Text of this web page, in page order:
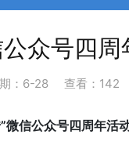
众号四
： 6-28 查看：142
微信公众号四周年活